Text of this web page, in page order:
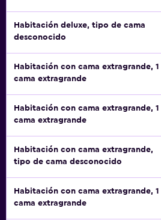
Habitación deluxe, tipo de cama
desconocido
Habitación con cama extragrande, 1
cama extragrande
Habitación con cama extragrande, 1
cama extragrande
Habitación con cama extragrande,
tipo de cama desconocido
Habitación con cama extragrande, 1
cama extragrande